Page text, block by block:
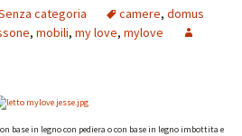
categoria camere, domus
, mobili, my love, mylove
base in legno con pediera o con base in legno imbottita e